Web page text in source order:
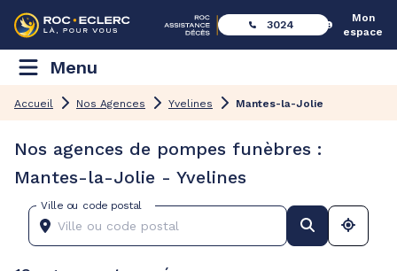
3024
Mon
espace
Menu
Accueil Nos Agences Yvelines Mantes-la-Jolie
Nos agences de pompes funèbres :
Mantes-la-Jolie - Yvelines
Ville ou code postal